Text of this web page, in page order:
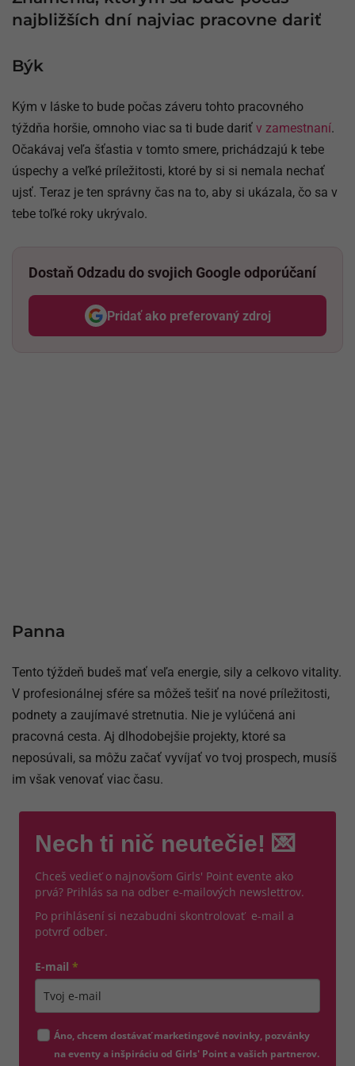
najbližších dní najviac pracovne dariť
Býk
Kým v láske to bude počas záveru tohto pracovného
týždňa horšie, omnoho viac sa ti bude dariť v zamestnaní.
Očakávaj veľa šťastia v tomto smere, prichádzajú k tebe
úspechy a veľké príležitosti, ktoré by si si nemala nechať
ujsť. Teraz je ten správny čas na to, aby si ukázala, čo sa v
tebe toľké roky ukrývalo.
Dostaň Odzadu do svojich Google odporúčaní
Pridať ako preferovaný zdroj
Odzadu, odkaz sa otvorí v
Panna
Tento týždeň budeš mať veľa energie, sily a celkovo vitality.
V profesionálnej sfére sa môžeš tešiť na nové príležitosti,
podnety a zaujímavé stretnutia. Nie je vylúčená ani
pracovná cesta. Aj dlhodobejšie projekty, ktoré sa
neposúvali, sa môžu začať vyvíjať vo tvoj prospech, musíš
im však venovať viac času.
Nech ti nič neutečie! 💌
Chceš vedieť o najnovšom Girls' Point evente ako
prvá? Prihlás sa na odber e-mailových newslettrov.
Po prihlásení si nezabudni skontrolovať e-mail a
potvrď odber.
E-mail *
Áno, chcem dostávať marketingové novinky, pozvánky
na eventy a inšpiráciu od Girls' Point a vašich partnerov.